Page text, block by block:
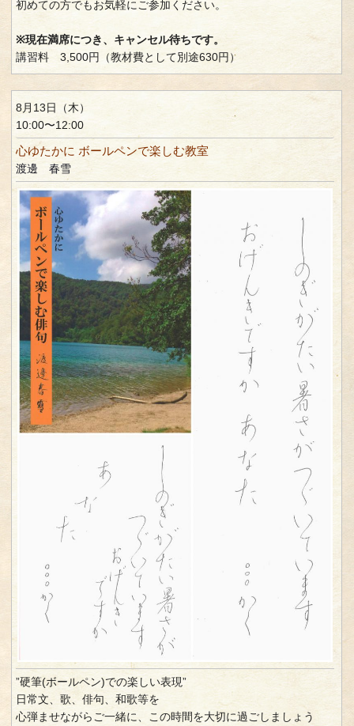
初めての方でもお気軽にご参加ください。
※現在満席につき、キャンセル待ちです。
講習料 3,500円（教材費として別途630円）
8月13日（木）
10:00〜12:00
心ゆたかに ボールペンで楽しむ教室
渡邊 春雪
”硬筆(ボールペン)での楽しい表現”
日常文、歌、俳句、和歌等を
心弾ませながらご一緒に、この時間を大切に過ごしましょう